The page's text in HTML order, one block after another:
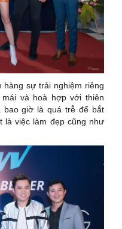
hàng sự trải nghiệm riêng
và hoà hợp với thiên
bao giờ là quá trễ để bắt
là việc làm đẹp cũng như